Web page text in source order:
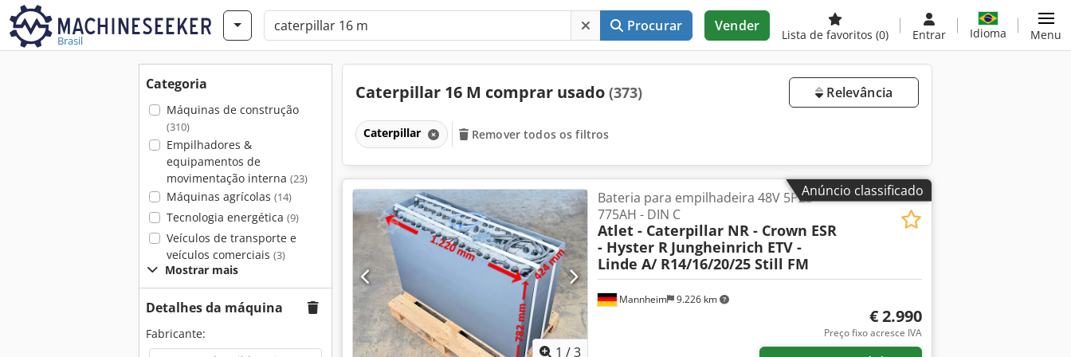
Brasil
Procurar Vender
Lista de favoritos (0) Entrar Idioma Menu
Categoria
Máquinas de construção
(310)
Empilhadores &
equipamentos de
movimentação interna (23)
Máquinas agrícolas (14)
Tecnologia energética (9)
Veículos de transporte e
veículos comerciais (3)
Mostrar mais
Detalhes da máquina
Fabricante:
Caterpillar 16 M comprar usado (373) Relevância
Caterpillar Remover todos os filtros
Anúncio classificado
1 /3
Mannheim 9.226 km
Bateria para empilhadeira 48V 5PZS
775AH - DIN C
Atlet - Caterpillar NR - Crown ESR
- Hyster R Jungheinrich ETV -
Linde A/ R14/16/20/25 Still FM
€ 2.990
Preço fixo acresce IVA